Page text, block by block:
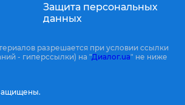
Защита персональных
данных
разрешается при условии ссылки
- гиперссылки) на "Диалог.ua" не ниже